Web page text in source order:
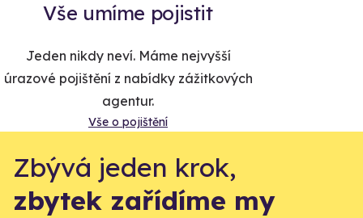
Vše umíme pojistit
Jeden nikdy neví. Máme nejvyšší
úrazové pojištění z nabídky zážitkových
agentur.
Vše o pojištění
Zbývá jeden krok,
zbytek zařídíme my